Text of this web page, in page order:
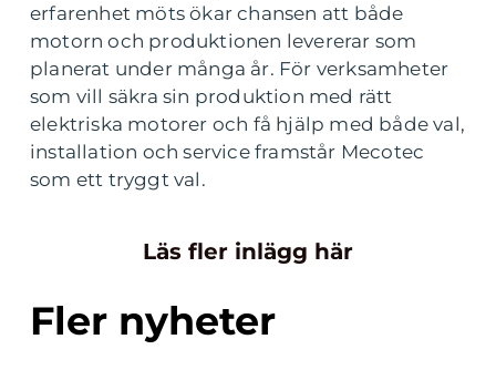
erfarenhet möts ökar chansen att både
motorn och produktionen levererar som
planerat under många år. För verksamheter
som vill säkra sin produktion med rätt
elektriska motorer och få hjälp med både val,
installation och service framstår Mecotec
som ett tryggt val.
Läs fler inlägg här
Fler nyheter